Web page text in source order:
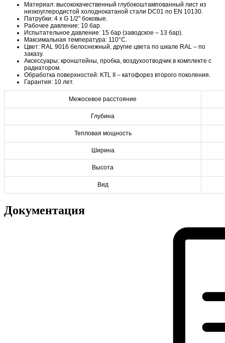
Материал: высококачественный глубокоштампованный лист из
низкоуглеродистой холоднокатаной стали DC01 по EN 10130.
Патрубки: 4 x G 1/2" боковые.
Рабочее давление: 10 бар.
Испытательное давление: 15 бар (заводское – 13 бар).
Максимальная температура: 110°C.
Цвет: RAL 9016 белоснежный, другие цвета по шкале RAL – по
заказу.
Аксессуары: кронштейны, пробка, воздухоотводчик в комплекте с
радиатором.
Обработка поверхностей: KTL II – катофорез второго поколения.
Гарантия: 10 лет.
Межосевое расстояние
Глубина
Тепловая мощность
Ширина
Высота
Вид
Документация